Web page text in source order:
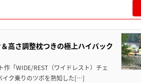
高さ調整枕つきの極上ハイバック
「WIDE/REST（ワイドレスト）チェ
イク乗りのツボを熟知した[…]